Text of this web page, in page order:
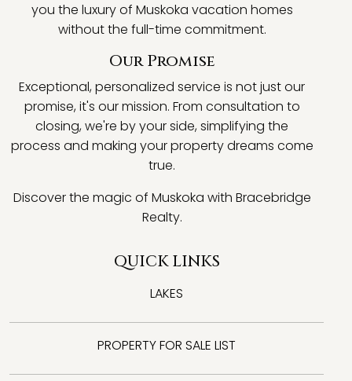
you the luxury of Muskoka vacation homes
without the full-time commitment.
Our Promise
Exceptional, personalized service is not just our
promise, it's our mission. From consultation to
closing, we're by your side, simplifying the
process and making your property dreams come
true.
Discover the magic of Muskoka with Bracebridge
Realty.
QUICK LINKS
LAKES
PROPERTY FOR SALE LIST